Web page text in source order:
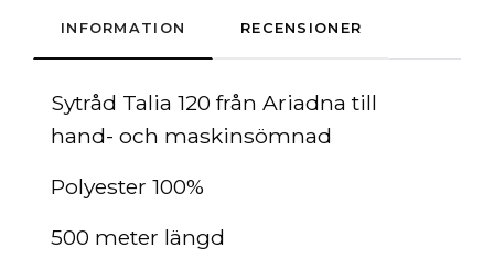
INFORMATION RECENSIONER
Sytråd Talia 120 från Ariadna till
hand- och maskinsömnad
Polyester 100%
500 meter längd